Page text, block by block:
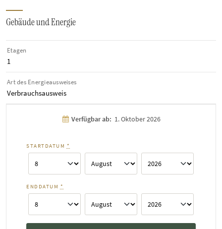
Gebäude und Energie
Etagen
1
Art des Energieausweises
Verbrauchsausweis
Verfügbar ab: 1. Oktober 2026
STARTDATUM *
ENDDATUM *